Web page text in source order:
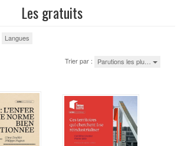
Les gratuits
Langues
Trier par : Parutions les plu…